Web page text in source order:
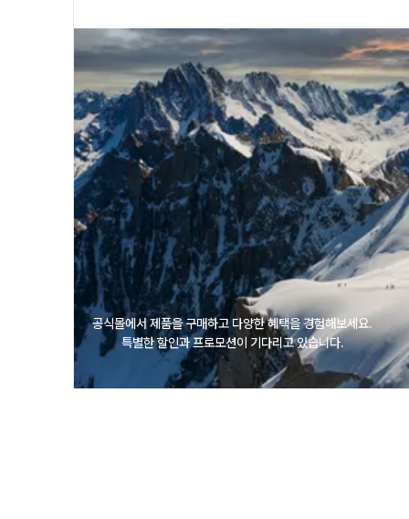
공식몰에서 제품을 구매하고 다양한 혜택을 경험해보세요.
특별한 할인과 프로모션이 기다리고 있습니다.